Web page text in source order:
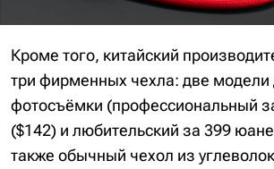
Кроме того, китайский
три фирменных чехла: две модели
фотосъёмки (профессиональный
($142) и любительский за 399
также обычный чехол из